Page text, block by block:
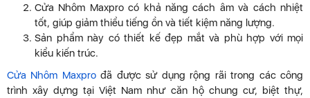
Cửa Nhôm Maxpro có khả năng cách âm và cách nhiệt
tốt, giúp giảm thiểu tiếng ồn và tiết kiệm năng lượng.
Sản phẩm này có thiết kế đẹp mắt và phù hợp với mọi
kiểu kiến trúc.
Cửa Nhôm Maxprođã được sử dụng rộng rãi trong các công
trình xây dựng tại Việt Nam như căn hộ chung cư, biệt thự,